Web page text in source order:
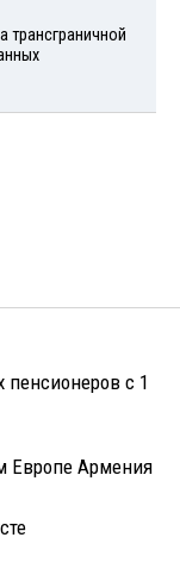
трансграничной
с 1
Европе Армения